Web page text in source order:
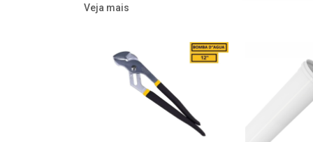
Veja mais